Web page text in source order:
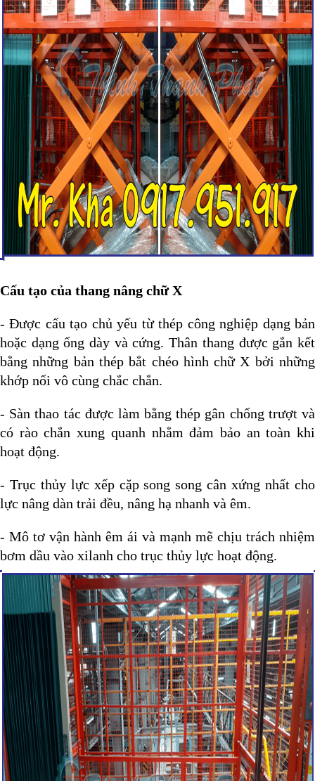
Cấu tạo của thang nâng chữ X
- Được cấu tạo chủ yếu từ thép công nghiệp dạng bản
hoặc dạng ống dày và cứng. Thân thang được gắn kết
bằng những bản thép bắt chéo hình chữ X bởi những
khớp nối vô cùng chắc chắn.
- Sàn thao tác được làm bằng thép gân chống trượt và
có rào chắn xung quanh nhằm đảm bảo an toàn khi
hoạt động.
- Trục thủy lực xếp cặp song song cân xứng nhất cho
lực nâng dàn trải đều, nâng hạ nhanh và êm.
- Mô tơ vận hành êm ái và mạnh mẽ chịu trách nhiệm
bơm dầu vào xilanh cho trục thủy lực hoạt động.